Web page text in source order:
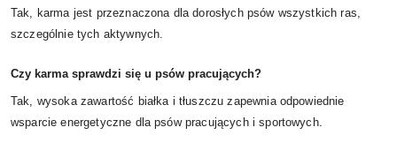
Tak, karma jest przeznaczona dla dorosłych psów wszystkich ras,
szczególnie tych aktywnych.
Czy karma sprawdzi się u psów pracujących?
Tak, wysoka zawartość białka i tłuszczu zapewnia odpowiednie
wsparcie energetyczne dla psów pracujących i sportowych.